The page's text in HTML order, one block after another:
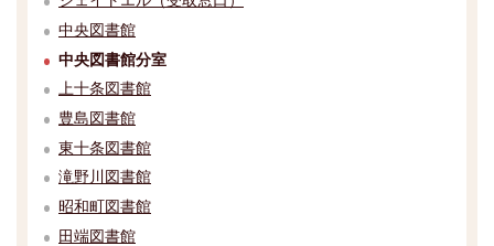
中央図書館
中央図書館分室
上十条図書館
豊島図書館
東十条図書館
滝野川図書館
昭和町図書館
田端図書館